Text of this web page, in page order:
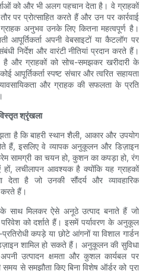
को और भी अलग पहचान देता है। वे ग्राहकों
पर प्रोत्साहित करते हैं और उन पर कार्रवाई
अनुभव उनके लिए कितना महत्वपूर्ण है।
आपूर्तिकर्ता अपनी वेबसाइटों या कैटलॉग पर
निर्देश और वारंटी नीतियां प्रदान करते हैं।
है और ग्राहकों को सोच-समझकर खरीदारी के
आपूर्तिकर्ता स्पष्ट संचार और त्वरित सहायता
और ग्राहक की सफलता के प्रति
श्रृंखला
है कि बाहरी स्थान शैली, आकार और उपयोग
हैं, इसलिए वे व्यापक अनुकूलन और डिज़ाइन
सामग्री का चयन हो, कुशन का कपड़ा हो, रंग
हों, लचीलापन आवश्यक है क्योंकि यह ग्राहकों
है जो उनकी सौंदर्य और व्यावहारिक
हैं।
के साथ मिलकर ऐसे अनूठे उत्पाद बनाते हैं जो
को दर्शाते हैं। इसमें पर्यावरण के अनुकूल
कपड़े या छोटे आंगनों या विशाल गार्डन
शामिल हो सकते हैं। अनुकूलन की सुविधा
अपनी उत्पादन क्षमता और कुशल कार्यबल पर
समय से समझौता किए बिना विशेष ऑर्डर को पूरा